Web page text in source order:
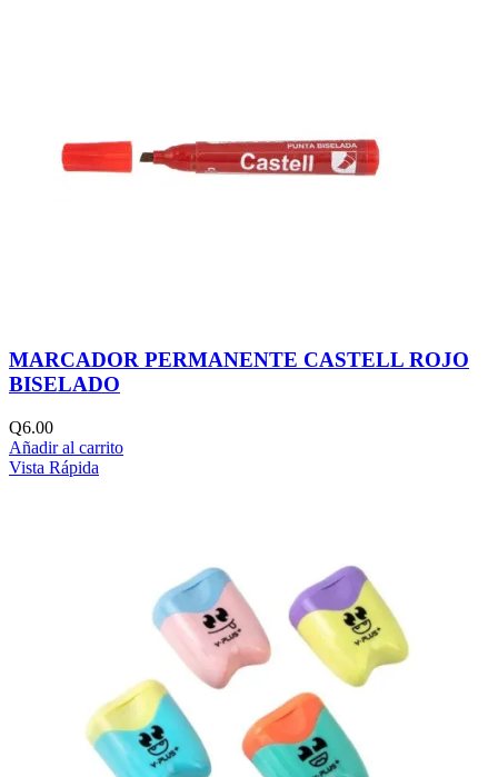
MARCADOR PERMANENTE CASTELL ROJO
BISELADO
Q6.00
Añadir al carrito
Vista Rápida